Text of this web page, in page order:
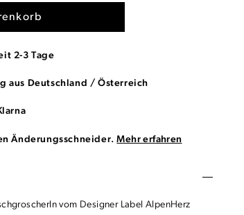
2-3 Tage
aus Deutschland / Österreich
Änderungsschneider.Mehr erfahren
vom Designer Label AlpenHerz